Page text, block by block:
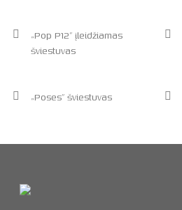
„Pop P12” įleidžiamas
šviestuvas
„Poses” šviestuvas